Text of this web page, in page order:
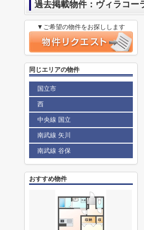
過去掲載物件：ヴィラコー
▼ご希望の物件をお探しします
同じエリアの物件
国立市
西
中央線 国立
南武線 矢川
南武線 谷保
おすすめ物件